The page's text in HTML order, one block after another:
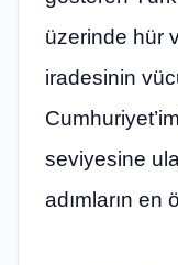
üzerinde hür
iradesinin
seviyesine
adımların en